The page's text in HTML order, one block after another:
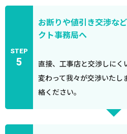
STEP
5
お断りや値引き交渉な
クト事務局へ
直接、工事店と交渉しにく
変わって我々が交渉いたし
絡ください。